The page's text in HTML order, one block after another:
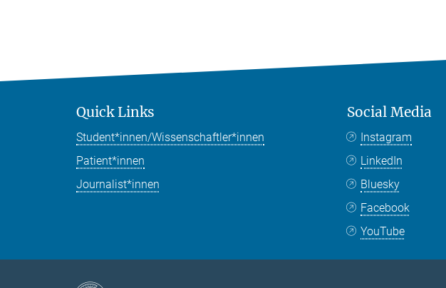
Quick Links
Student*innen/Wissenschaftler*innen
Patient*innen
Journalist*innen
Social Media
Instagram
LinkedIn
Bluesky
Facebook
YouTube